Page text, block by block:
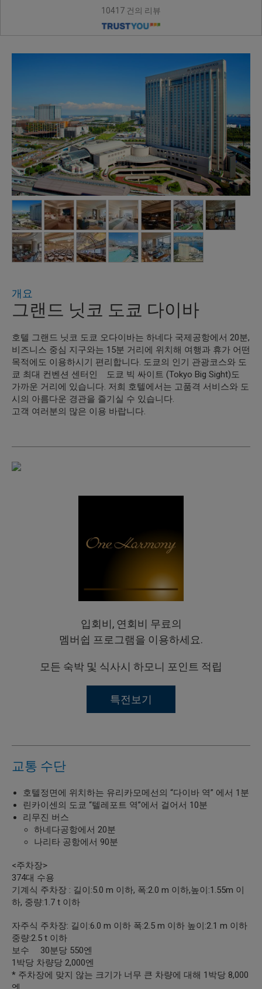
10417 건의 리뷰
【EXECUTIVE FLOOR】
AUTHENTIC STYLE
LUXURY ROOM
【EXECUTIVE FLOOR】Authentic Style
Luxury Room
【EXECUTIVE FLOOR】
BREEZE STYLE DELUXE
SUITE
【EXECUTIVE FLOOR】Breeze Style
Deluxe Suite
【프리미어 플로어】럭셔
리[20-24F]
【ANOTHER DIMENSION,
ANOTHER TOKYO】THE
GRILL ON 30TH（30F）
GARDEN DINING
GARDEN DINING
CHINESE RESTAURANT
TOH-LEE
Chinese Restaurant Toh-Lee
THE LOBBY CAFE
The Lobby Cafe
PALAIS ROYAL
Palais Royal
GINGA
Ginga
개요
그랜드 닛코 도쿄 다이바
호텔 그랜드 닛코 도쿄 오다이바는 하네다 국제공항에서 20분,
비즈니스 중심 지구와는 15분 거리에 위치해 여행과 휴가 어떤
목적에도 이용하시기 편리합니다. 도쿄의 인기 관광코스와 도
쿄 최대 컨벤션 센터인 도쿄 빅 싸이트 (Tokyo Big Sight)도
가까운 거리에 있습니다. 저희 호텔에서는 고품격 서비스와 도
시의 아름다운 경관을 즐기실 수 있습니다.
고객 여러분의 많은 이용 바랍니다.
입회비, 연회비 무료의
멤버쉽 프로그램을 이용하세요.
모든 숙박 및 식사시 하모니 포인트 적립
특전보기
교통 수단
호텔정면에 위치하는 유리카모메선의 “다이바 역” 에서 1분
린카이센의 도쿄 “텔레포트 역”에서 걸어서 10분
리무진 버스
하네다공항에서 20분
나리타 공항에서 90분
<주차장>
374대 수용
기계식 주차장 : 길이:5.0 m 이하, 폭:2.0 m 이하,높이:1.55m 이
하, 중량:1.7 t 이하
자주식 주차장: 길이:6.0 m 이하 폭:2.5 m 이하 높이:2.1 m 이하
중량:2.5 t 이하
보수 30분당 550엔
1박당 차량당 2,000엔
* 주차장에 맞지 않는 크기가 너무 큰 차량에 대해 1박당 8,000